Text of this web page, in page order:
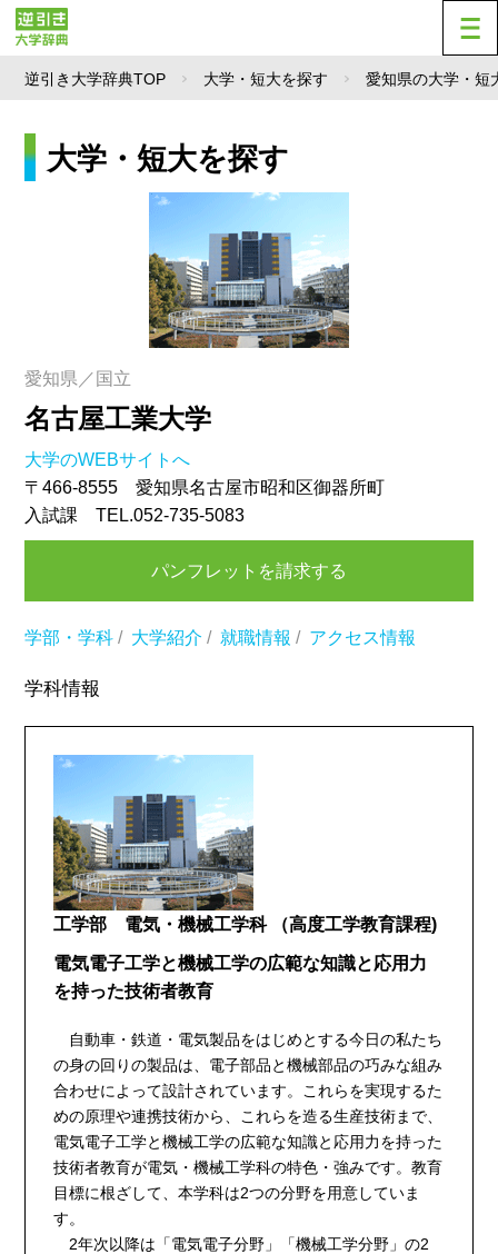
逆引き大学辞典TOP 大学・短大を探す 愛知県の大学・短
大学・短大を探す
愛知県／国立
名古屋工業大学
大学のWEBサイトへ
〒466-8555 愛知県名古屋市昭和区御器所町
入試課 TEL.052-735-5083
パンフレットを請求する
学部・学科 / 大学紹介 / 就職情報 / アクセス情報
学科情報
工学部 電気・機械工学科 （高度工学教育課程)
電気電子工学と機械工学の広範な知識と応用力
を持った技術者教育
自動車・鉄道・電気製品をはじめとする今日の私たち
の身の回りの製品は、電子部品と機械部品の巧みな組み
合わせによって設計されています。これらを実現するた
めの原理や連携技術から、これらを造る生産技術まで、
電気電子工学と機械工学の広範な知識と応用力を持った
技術者教育が電気・機械工学科の特色・強みです。教育
目標に根ざして、本学科は2つの分野を用意していま
す。
2年次以降は「電気電子分野」「機械工学分野」の2